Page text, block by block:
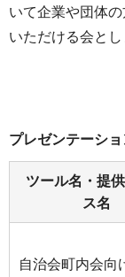
いて企業や団体
いただける会とし
プレゼンテーシ
ツール名・提
ス名
自治会町内会向